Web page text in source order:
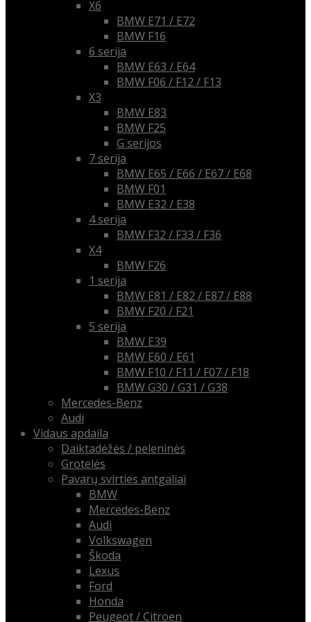
X6
BMW E71 / E72
BMW F16
6 serija
BMW E63 / E64
BMW F06 / F12 / F13
X3
BMW E83
BMW F25
G serijos
7 serija
BMW E65 / E66 / E67 / E68
BMW F01
BMW E32 / E38
4 serija
BMW F32 / F33 / F36
X4
BMW F26
1 serija
BMW E81 / E82 / E87 / E88
BMW F20 / F21
5 serija
BMW E39
BMW E60 / E61
BMW F10 / F11 / F07 / F18
BMW G30 / G31 / G38
Mercedes-Benz
Audi
Vidaus apdaila
Daiktadėžės / peleninės
Grotelės
Pavarų svirties antgaliai
BMW
Mercedes-Benz
Audi
Volkswagen
Škoda
Lexus
Ford
Honda
Peugeot / Citroen